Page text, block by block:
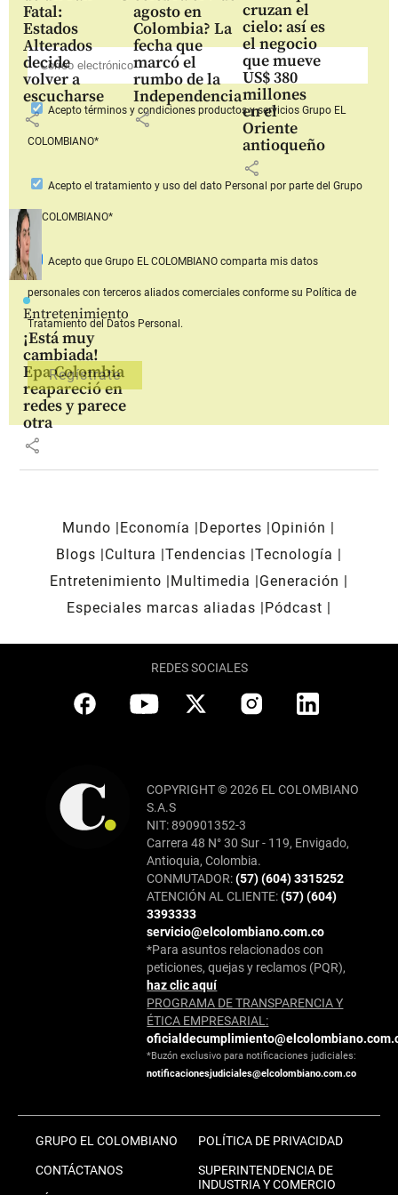
Fatal:
Estados
Alterados
decide
volver a
escucharse
share
agosto en
Colombia? La
fecha que
marcó el
rumbo de la
Independencia
share
cruzan el
cielo: así es
el negocio
que mueve
US$ 380
millones
en el
Oriente
antioqueño
share
Entretenimiento
¡Está muy
cambiada!
Epa Colombia
reapareció en
redes y parece
otra
share
Aceptotérminos y condiciones productos y serviciosGrupo EL
COLOMBIANO*
Acepto el tratamiento y uso del dato Personal por parte del Grupo
EL COLOMBIANO*
Acepto que Grupo EL COLOMBIANOcomparta mis datos
personales con terceros aliados comerciales conforme su Política de
Tratamiento del Datos Personal.
Mundo Economía Deportes
Opinión
Blogs
Cultura Tendencias Tecnología
Entretenimiento
Multimedia
Generación
Especiales marcas aliadas
Pódcast
REDES SOCIALES
COPYRIGHT © 2026 EL COLOMBIANO
S.A.S
NIT: 890901352-3
Carrera 48 N° 30 Sur - 119, Envigado,
Antioquia, Colombia.
CONMUTADOR:(57) (604) 3315252
ATENCIÓN AL CLIENTE:(57) (604)
3393333
servicio@elcolombiano.com.co
*Para asuntos relacionados con
peticiones, quejas y reclamos (PQR),
haz clic aquí
PROGRAMA DE TRANSPARENCIA Y
ÉTICA EMPRESARIAL:
*Buzón exclusivo para notificaciones judiciales:
notificacionesjudiciales@elcolombiano.com.co
GRUPO EL COLOMBIANO
CONTÁCTANOS
POLÍTICA DE PRIVACIDAD
SUPERINTENDENCIA DE
INDUSTRIA Y COMERCIO